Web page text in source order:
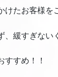
たお客様を
、緩すぎない
すすめ！！